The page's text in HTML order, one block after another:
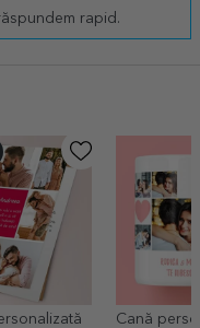
rapid.
Cană